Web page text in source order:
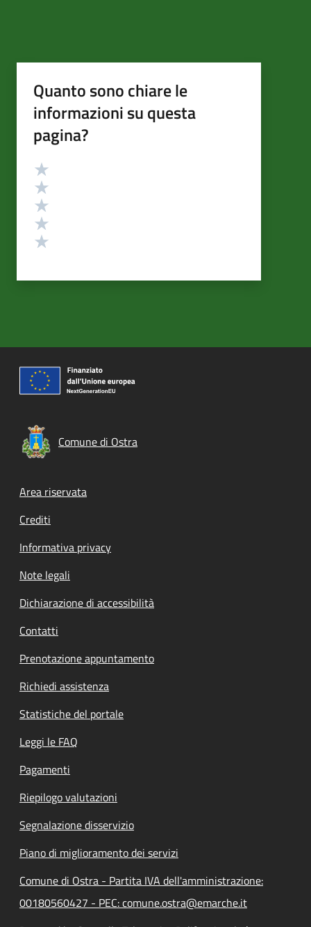
Quanto sono chiare le
informazioni su questa
pagina?
Valutazione
Comune di Ostra
Footer menu
Area riservata
Crediti
Informativa privacy
Note legali
Dichiarazione di accessibilità
Contatti
Prenotazione appuntamento
Richiedi assistenza
Statistiche del portale
Leggi le FAQ
Pagamenti
Riepilogo valutazioni
Segnalazione disservizio
Piano di miglioramento dei servizi
Comune di Ostra - Partita IVA dell'amministrazione:
00180560427 - PEC: comune.ostra@emarche.it